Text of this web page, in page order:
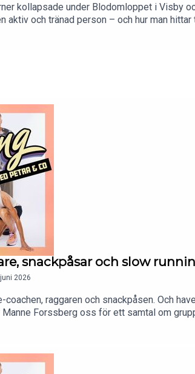
kollapsade under Blodomloppet i Visby
aktiv och tränad person – och hur man
vilka hjärtsignaler motionärer aldrig ska
Dessutom ger Jacob sin syn på
www.instagram.com/
maratonpetraVill du nå
så snackar vi vidare!
snackpåsar och slow
2026
coachen, raggaren och snackpåsen. Och
Forssberg oss för ett samtal om
alla. Han ger också sin syn på drevet efter
om grupplöpningsbeteendet som enligt
www.instagram.com/